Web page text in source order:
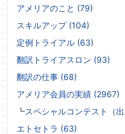
アメリアのこと (79)
スキルアップ (104)
定例トライアル (63)
翻訳トライアスロン (93)
翻訳の仕事 (68)
アメリア会員の実績 (2967)
┗スペシャルコンテスト（
エトセトラ (63)